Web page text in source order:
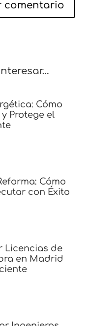
comentario
Cómo
Protege el
Cómo
con Éxito
Licencias de
en Madrid